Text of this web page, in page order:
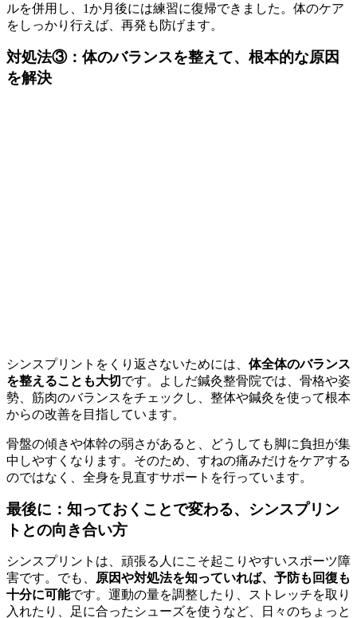
ルを併用し、1か月後には練習に復帰できました。体のケア
をしっかり行えば、再発も防げます。
対処法③：体のバランスを整えて、根本的な原因
を解決
シンスプリントをくり返さないためには、 体全体のバランス
を整えることも大切です。よしだ鍼灸整骨院では、骨格や姿
勢、筋肉のバランスをチェックし、整体や鍼灸を使って根本
からの改善を目指しています。
骨盤の傾きや体幹の弱さがあると、どうしても脚に負担が集
中しやすくなります。そのため、すねの痛みだけをケアする
のではなく、全身を見直すサポートを行っています。
最後に：知っておくことで変わる、シンスプリン
トとの向き合い方
シンスプリントは、頑張る人にこそ起こりやすいスポーツ障
害です。でも、
原因や対処法を知っていれば、予防も回復も
十分に可能です。運動の量を調整したり、ストレッチを取り
入れたり、足に合ったシューズを使うなど、日々のちょっと